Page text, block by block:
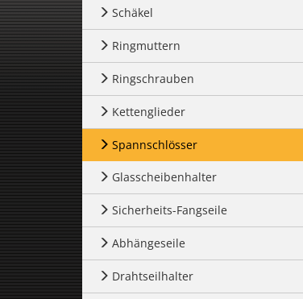
Schäkel
Ringmuttern
Ringschrauben
Kettenglieder
Spannschlösser
Glasscheibenhalter
Sicherheits-Fangseile
Abhängeseile
Drahtseilhalter